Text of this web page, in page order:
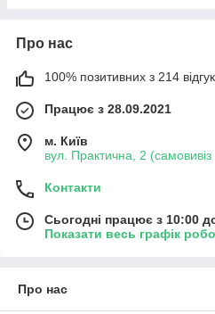
Про нас
100% позитивних з 214
Працює з 28.09.2021
м. Київ
вул. Практична, 2
Контакти
Сьогодні працює з 10:00
Показати весь графік
Про нас